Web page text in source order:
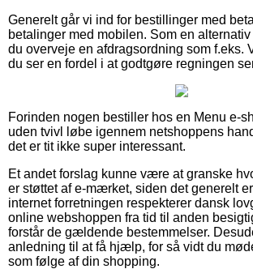
Generelt går vi ind for bestillinger med
betalinger med mobilen. Som en
du overveje en afdragsordning som f.eks.
du ser en fordel i at godtgøre regningen
Forinden nogen bestiller hos en Menu e-
uden tvivl løbe igennem netshoppens
det er tit ikke super interessant.
Et andet forslag kunne være at granske
er støttet af e-mærket, siden det generelt
internet forretningen respekterer dansk
online webshoppen fra tid til anden
forstår de gældende bestemmelser.
anledning til at få hjælp, for så vidt du
som følge af din shopping.